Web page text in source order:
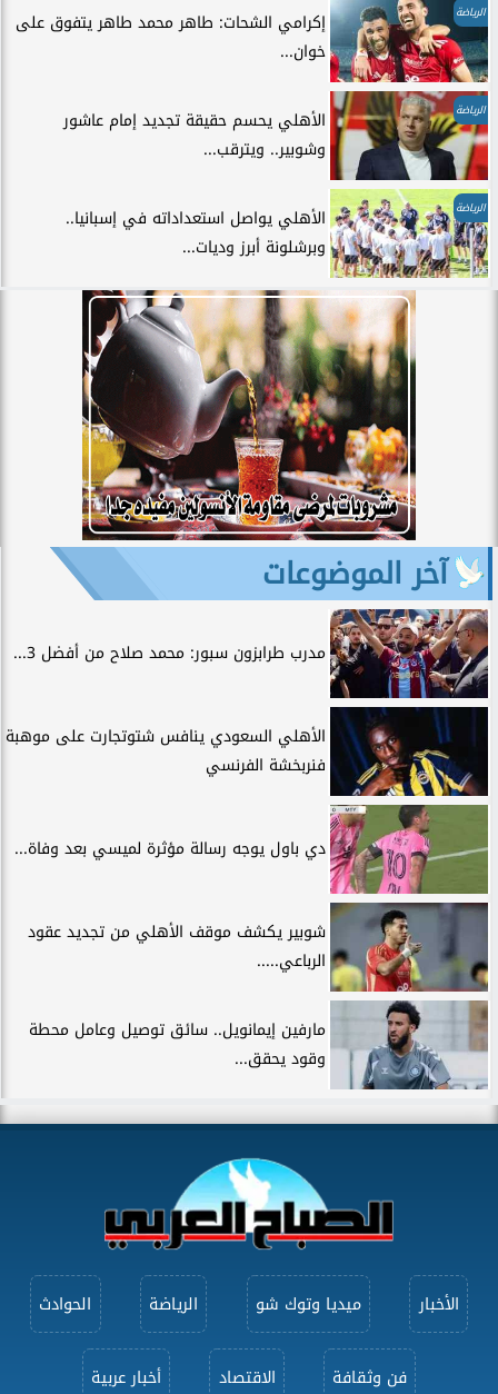
الرياضة
إكرامي الشحات: طاهر محمد طاهر يتفوق على
خوان...
الرياضة
الأهلي يحسم حقيقة تجديد إمام عاشور
وشوبير.. ويترقب...
الرياضة
الأهلي يواصل استعداداته في إسبانيا..
وبرشلونة أبرز وديات...
آخر الموضوعات
مدرب طرابزون سبور: محمد صلاح من أفضل 3...
الأهلي السعودي ينافس شتوتجارت على موهبة
فنربخشة الفرنسي
دي باول يوجه رسالة مؤثرة لميسي بعد وفاة...
شوبير يكشف موقف الأهلي من تجديد عقود
الرباعي.....
مارفين إيمانويل.. سائق توصيل وعامل محطة
وقود يحقق...
الأخبار ميديا وتوك شو الرياضة الحوادث
فن وثقافة الاقتصاد أخبار عربية